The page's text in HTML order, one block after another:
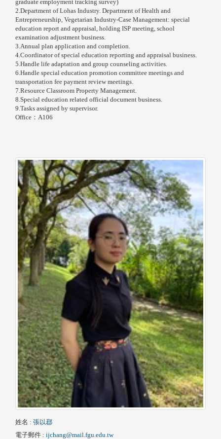
graduate employment tracking survey)
2.Department of Lohas Industry. Department of Health and
Entrepreneurship, Vegetarian Industry-Case Management: special
education report and appraisal, holding ISP meeting, school
examination adjustment business.
3.Annual plan application and completion.
4.Coordinator of special education reporting and appraisal business.
5.Handle life adaptation and group counseling activities.
6.Handle special education promotion committee meetings and
transportation fee payment review meetings.
7.Resource Classroom Property Management.
8.Special education related official document business.
9.Tasks assigned by supervisor.
Office：A106
姓名 : 張以鄀
電子郵件 : ijchang@mail.fgu.edu.tw